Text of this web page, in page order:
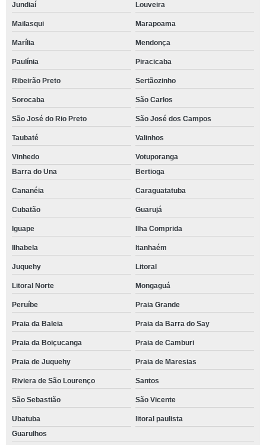
Jundiaí Louveira
Mailasqui Marapoama
Marília Mendonça
Paulínia Piracicaba
Ribeirão Preto Sertãozinho
Sorocaba São Carlos
São José do Rio Preto São José dos Campos
Taubaté Valinhos
Vinhedo
Votuporanga
Barra do Una
Bertioga
Cananéia Caraguatatuba
Cubatão Guarujá
Iguape Ilha Comprida
Ilhabela Itanhaém
Juquehy Litoral
Litoral Norte Mongaguá
Peruíbe Praia Grande
Praia da Baleia Praia da Barra do Say
Praia da Boiçucanga Praia de Camburi
Praia de Juquehy Praia de Maresias
Riviera de São Lourenço Santos
São Sebastião São Vicente
Ubatuba
litoral paulista
Guarulhos